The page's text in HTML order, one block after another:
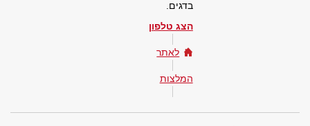
בדגים.
הצג טלפון
לאתר
המלצות